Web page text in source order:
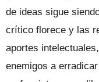
de ideas sigue
crítico florece y las
aportes
enemigos a